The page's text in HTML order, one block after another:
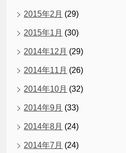
2015年2月 (29)
2015年1月 (30)
2014年12月 (29)
2014年11月 (26)
2014年10月 (32)
2014年9月 (33)
2014年8月 (24)
2014年7月 (24)